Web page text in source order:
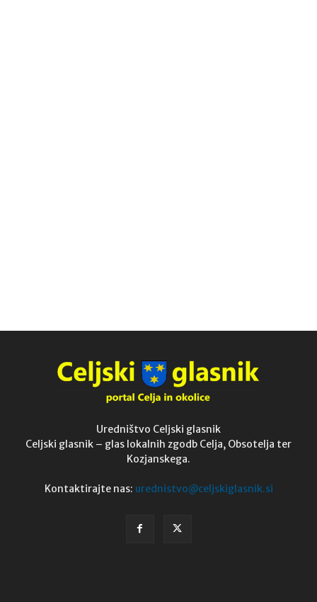
Uredništvo Celjski glasnik
Celjski glasnik – glas lokalnih zgodb Celja, Obsotelja ter
Kozjanskega.
Kontaktirajte nas: urednistvo@celjskiglasnik.si